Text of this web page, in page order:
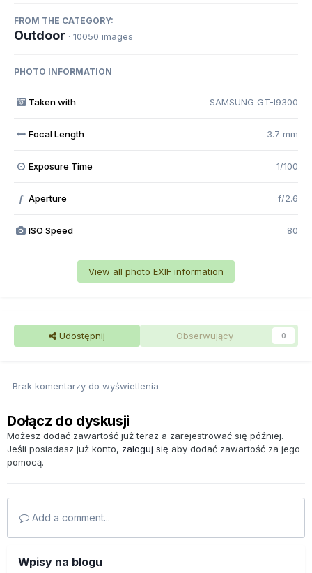
FROM THE CATEGORY:
Outdoor · 10050 images
PHOTO INFORMATION
Taken with SAMSUNG GT-I9300
Focal Length 3.7 mm
Exposure Time 1/100
f Aperture f/2.6
ISO Speed 80
View all photo EXIF information
Udostępnij Obserwujący 0
Brak komentarzy do wyświetlenia
Dołącz do dyskusji
Możesz dodać zawartość już teraz a zarejestrować się później.
Jeśli posiadasz już konto, zaloguj się aby dodać zawartość za jego
pomocą.
Add a comment...
Wpisy na blogu